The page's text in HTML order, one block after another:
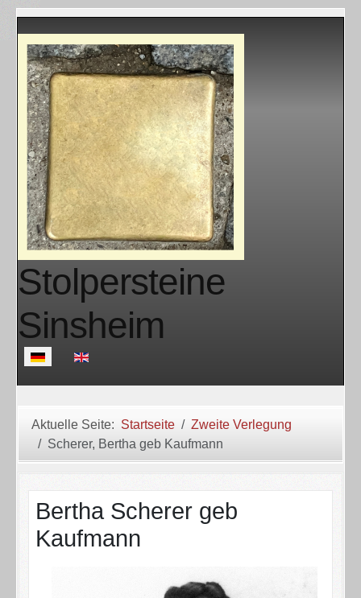
Stolpersteine
Sinsheim
Sprache auswählen
Aktuelle Seite: Startseite
Zweite Verlegung
Scherer, Bertha geb Kaufmann
Bertha Scherer geb
Kaufmann